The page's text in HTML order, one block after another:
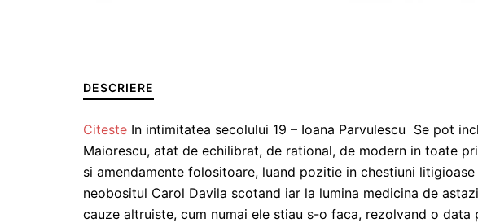
DESCRIERE
Citeste In intimitatea secolului 19 – Ioana Parvulescu Se pot
Maiorescu, atat de echilibrat, de rational, de modern in toate
si amendamente folositoare, luand pozitie in chestiuni
neobositul Carol Davila scotand iar la lumina medicina de
cauze altruiste, cum numai ele stiau s-o faca, rezolvand o